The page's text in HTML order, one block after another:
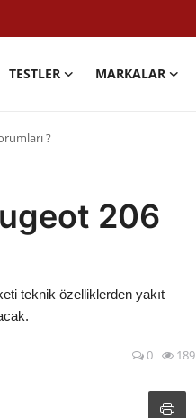
TESTLER MARKALAR
?
206
teknik özelliklerden yakıt
0 189